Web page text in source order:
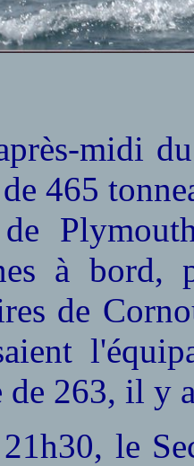
midi
465
de
à bord,
de
de 263, il y
le